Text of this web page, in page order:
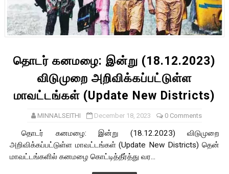
தொடர் கனமழை: இன்று (18.12.2023)
விடுமுறை அறிவிக்கப்பட்டுள்ள
மாவட்டங்கள் (Update New Districts)
MINNALSEITHI December 18, 2023 0 Comments
தொடர் கனமழை: இன்று (18.12.2023) விடுமுறை
அறிவிக்கப்பட்டுள்ள மாவட்டங்கள் (Update New Districts) தென்
மாவட்டங்களில் கனமழை கொட்டித்தீர்த்து வர...